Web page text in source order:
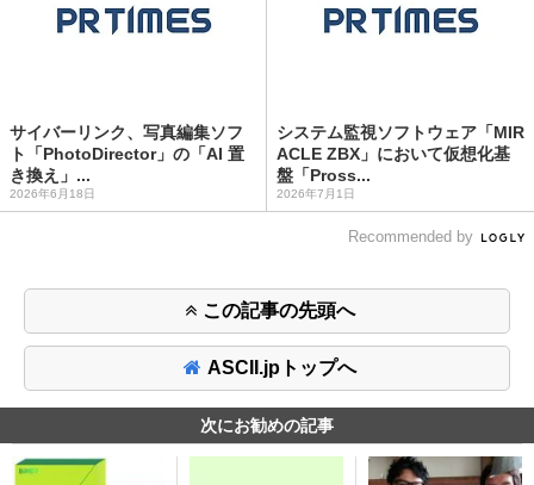
サイバーリンク、写真編集ソフ
ト「PhotoDirector」の「AI 置
き換え」...
2026年6月18日
システム監視ソフトウェア「MIR
ACLE ZBX」において仮想化基
盤「Pross...
2026年7月1日
Recommended by
この記事の先頭へ
ASCII.jpトップへ
次にお勧めの記事